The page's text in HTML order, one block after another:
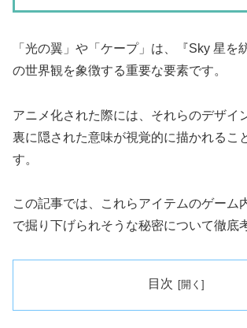
「光の翼」や「ケープ」は、『Sky 星を
の世界観を象徴する重要な要素です。
アニメ化された際には、それらのデザイ
裏に隠された意味が視覚的に描かれるこ
す。
この記事では、これらアイテムのゲーム
で掘り下げられそうな秘密について徹底
目次